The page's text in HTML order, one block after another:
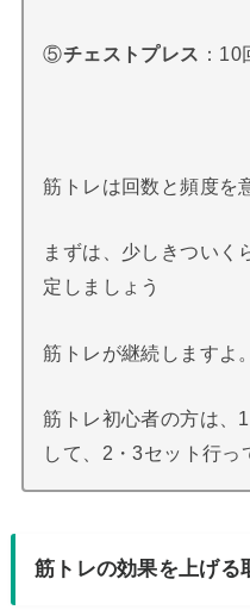
⑤チェストプレス ：10
筋トレは回数と頻度を
まずは、少しきついく
定しましょう
筋トレが継続しますよ。
筋トレ初心者の方は、
して、2・3セット行っ
筋トレの効果を上げる